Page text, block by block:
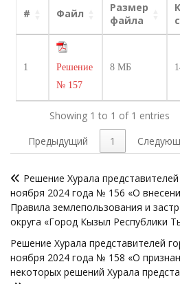
# Файл
Размер
файла
1
Решение
№ 157
8 МБ
Showing 1 to 1 of 1 entries
Предыдущий
1
по
записям
Решение Хурала
ноября 2024 года № 156 «О
Правила землепользования и
округа «Город Кызыл Республики
Решение Хурала представителей
ноября 2024 года № 158 «О
некоторых решений Хурала